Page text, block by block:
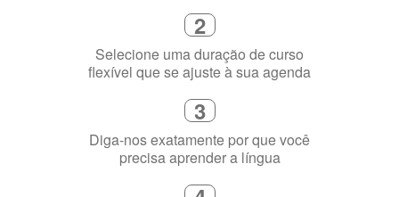
Selecione uma duração de curso
flexível que se ajuste à sua agenda
3
Diga-nos exatamente por que você
precisa aprender a língua
4
Fique combinado com um instrutor